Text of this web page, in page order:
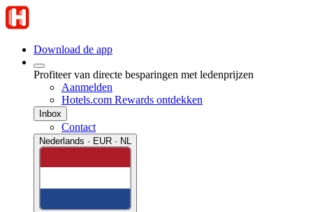
Download de app
Profiteer van directe besparingen met ledenprijzen
Aanmelden
Hotels.com Rewards ontdekken
Inbox
Contact
Nederlands · EUR · NL